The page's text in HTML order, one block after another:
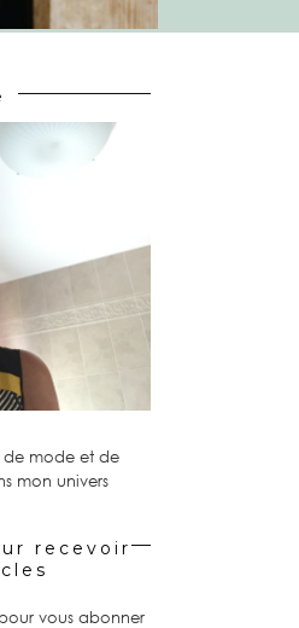
de mode et de
mon univers
recevoir
vous abonner